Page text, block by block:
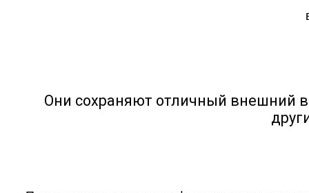
Они сохраняют отличный внешний